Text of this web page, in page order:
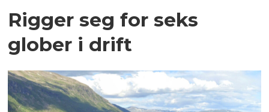
Rigger seg for seks
glober i drift